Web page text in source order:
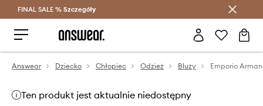
Oszczędzaj z Answear Club >
FINAL SALE % Szczegóły
Answear Dziecko Chłopiec Odzież Bluzy Emporio
Ten produkt jest aktualnie niedostępny